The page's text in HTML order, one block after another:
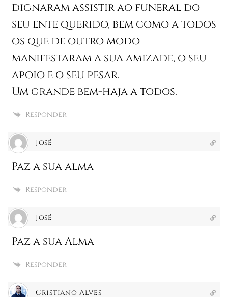
dignaram assistir ao funeral do
seu ente querido, bem como a todos
os que de outro modo
manifestaram a sua amizade, o seu
apoio e o seu pesar.
Um grande bem-haja a todos.
Responder
José
Paz a sua alma
Responder
José
Paz a sua Alma
Responder
Cristiano Alves